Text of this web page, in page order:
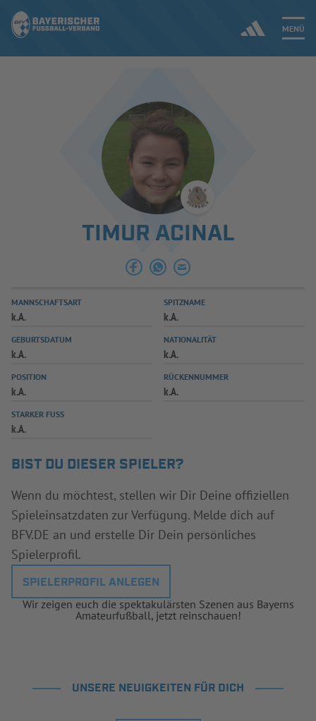
MENÜ
ERGEBNISSE & WETTBEWERBE
SPIELBETRIEB & VERBANDSLEBEN
AUSBILDUNG & FÖRDERUNG
SPIELPLUS
TIMUR ACINAL
MANNSCHAFTSART
k.A.
SPITZNAME
k.A.
GEBURTSDATUM
k.A.
NATIONALITÄT
k.A.
POSITION
k.A.
RÜCKENNUMMER
k.A.
STARKER FUSS
k.A.
BIST DU DIESER SPIELER?
Wenn du möchtest, stellen wir Dir Deine offiziellen
Spieleinsatzdaten zur Verfügung. Melde dich auf
BFV.DE an und erstelle Dir Dein persönliches
Spielerprofil.
SPIELERPROFIL ANLEGEN
Wir zeigen euch die spektakulärsten Szenen aus Bayerns
Amateurfußball, jetzt reinschauen!
UNSERE NEUIGKEITEN FÜR DICH